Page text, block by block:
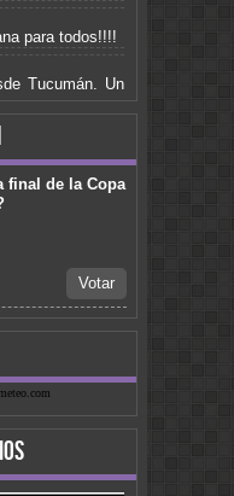
para todos!!!!
Tucumán. Un
de trabajo
algo de Gary
amigo
Aires, y no la
raaaaaato.
saludos a
y quisiera que
De Amor"
final de la Copa
Votar